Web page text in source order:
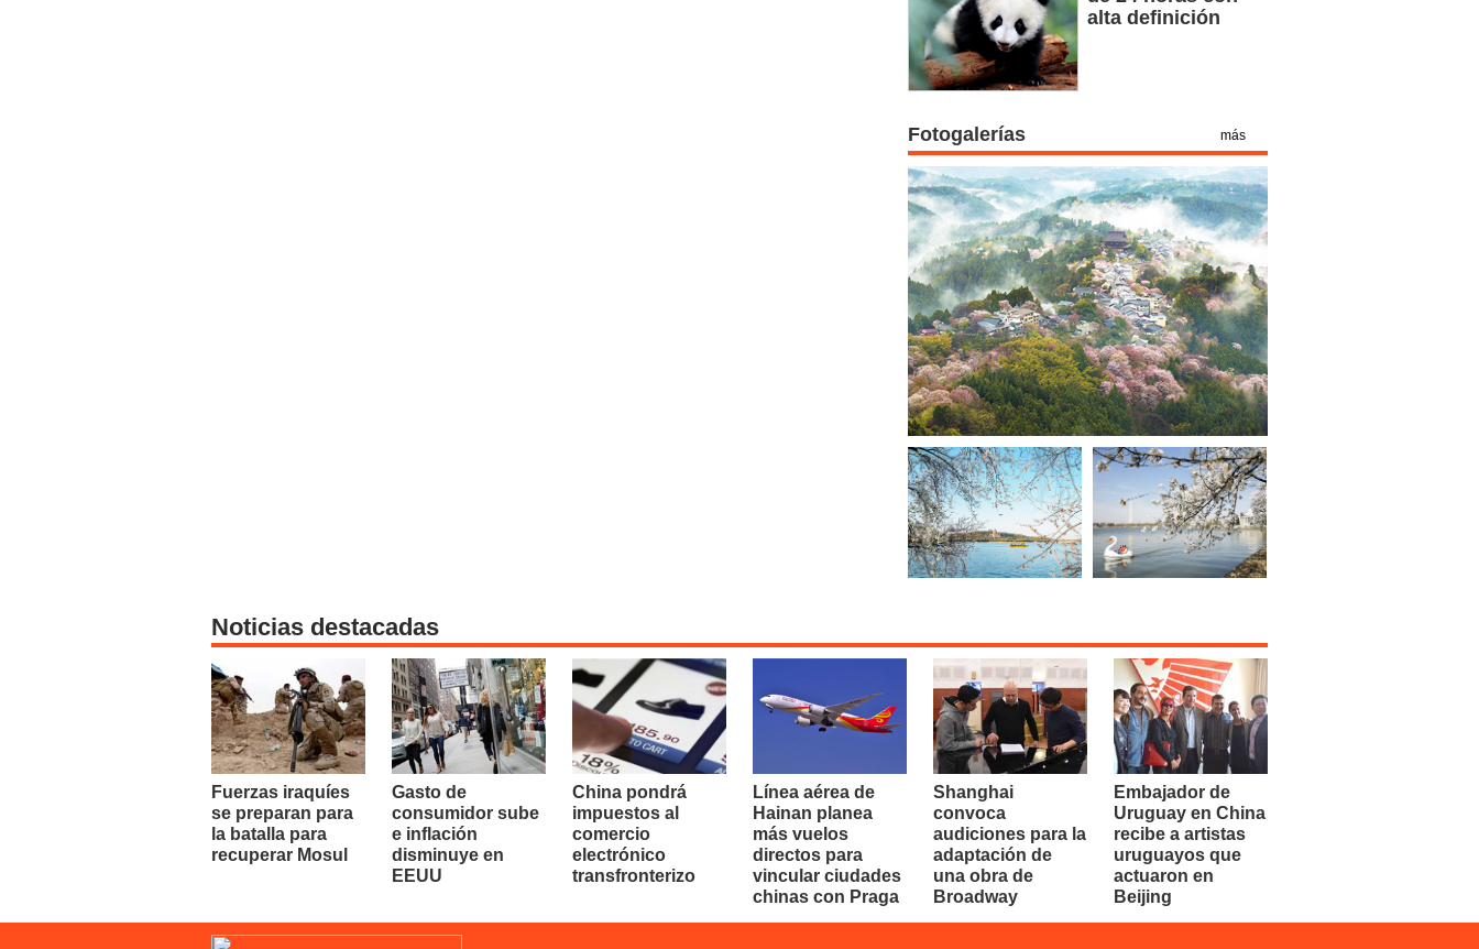
alta definición
Fotogalerías más
Noticias destacadas
Fuerzas iraquíes
se preparan para
la batalla para
recuperar Mosul
Gasto de
consumidor sube
e inflación
disminuye en
EEUU
China pondrá
impuestos al
comercio
electrónico
transfronterizo
Línea aérea de
Hainan planea
más vuelos
directos para
vincular ciudades
chinas con Praga
Shanghai
convoca
audiciones para la
adaptación de
una obra de
Broadway
Embajador de
Uruguay en China
recibe a artistas
uruguayos que
actuaron en
Beijing